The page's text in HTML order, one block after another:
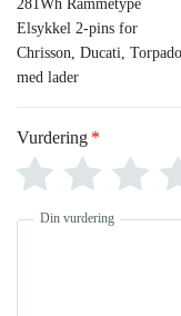
Vurdering *
Din vurdering